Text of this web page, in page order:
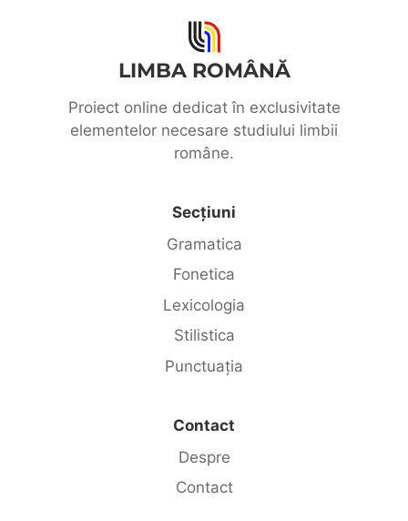
LIMBA ROMÂNĂ
Proiect online dedicat în exclusivitate
elementelor necesare studiului limbii
române.
Secțiuni
Gramatica
Fonetica
Lexicologia
Stilistica
Punctuația
Contact
Despre
Contact